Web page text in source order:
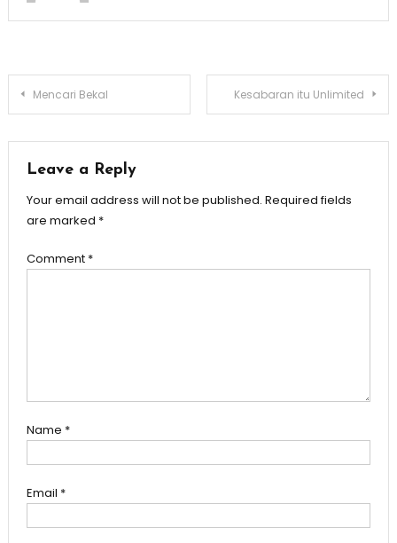
Post
Mencari Bekal Kesabaran itu Unlimited
Leave a Reply
Your email address will not be published. Required fields
are marked *
Comment *
Name *
Email *